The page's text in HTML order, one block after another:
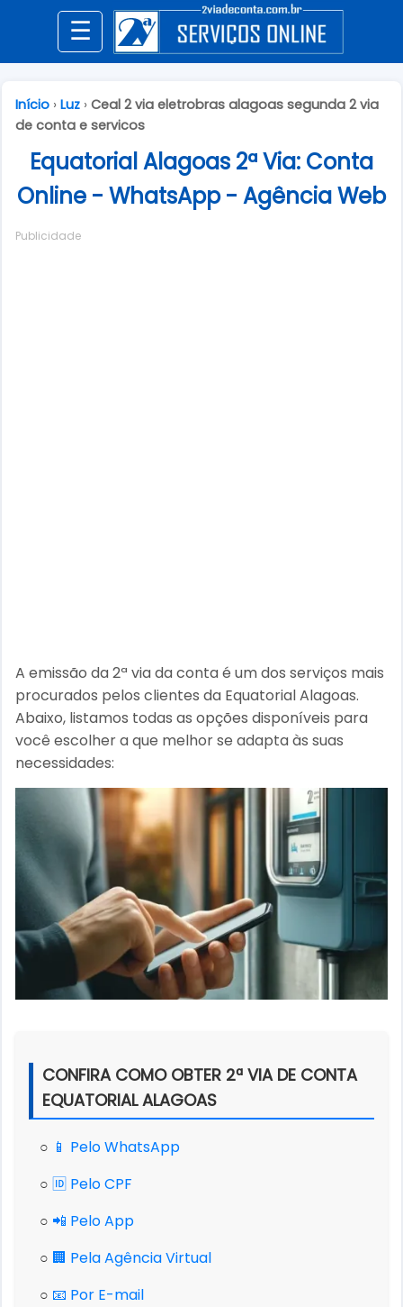
☰
Início ›Luz ›Ceal 2 via eletrobras alagoas segunda 2 via
de conta e servicos
Equatorial Alagoas 2ª Via: Conta
Online - WhatsApp - Agência Web
Publicidade
A emissão da 2ª via da conta é um dos serviços mais
procurados pelos clientes da Equatorial Alagoas.
Abaixo, listamos todas as opções disponíveis para
você escolher a que melhor se adapta às suas
necessidades:
CONFIRA COMO OBTER 2ª VIA DE CONTA
EQUATORIAL ALAGOAS
○ 📱 Pelo WhatsApp
○ 🆔 Pelo CPF
○ 📲 Pelo App
○ 🏢 Pela Agência Virtual
○ 📧 Por E-mail